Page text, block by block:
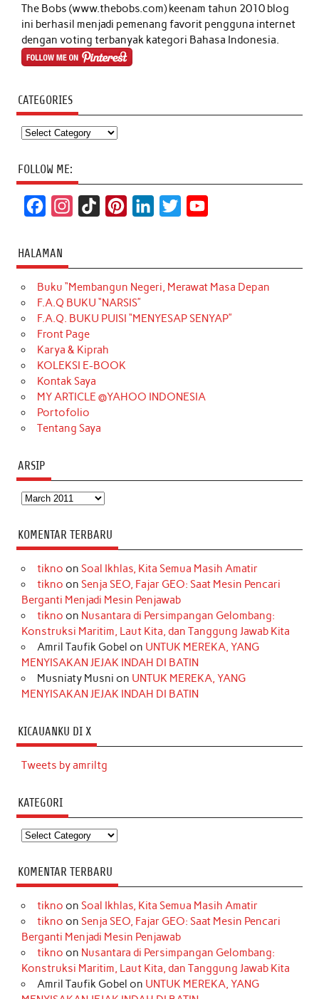
The Bobs (www.thebobs.com) keenam tahun 2010 blog
ini berhasil menjadi pemenang favorit pengguna internet
dengan voting terbanyak kategori Bahasa Indonesia.
CATEGORIES
Categories
FOLLOW ME:
c
e
b
o
o
k
t
a
g
r
a
m
T
o
k
t
e
r
k
e
d
t
t
e
T
u
b
HALAMAN
Buku “Membangun Negeri, Merawat Masa Depan
F.A.Q BUKU “NARSIS”
F.A.Q. BUKU PUISI “MENYESAP SENYAP”
Front Page
Karya & Kiprah
KOLEKSI E-BOOK
Kontak Saya
MY ARTICLE @YAHOO INDONESIA
Portofolio
Tentang Saya
ARSIP
Arsip
KOMENTAR TERBARU
tikno on Soal Ikhlas, Kita Semua Masih Amatir
tikno on Senja SEO, Fajar GEO: Saat Mesin Pencari
Berganti Menjadi Mesin Penjawab
tikno on Nusantara di Persimpangan Gelombang:
Konstruksi Maritim, Laut Kita, dan Tanggung Jawab Kita
Amril Taufik Gobel on UNTUK MEREKA, YANG
MENYISAKAN JEJAK INDAH DI BATIN
Musniaty Musni on UNTUK MEREKA, YANG
MENYISAKAN JEJAK INDAH DI BATIN
KICAUANKU DI X
Tweets by amriltg
KATEGORI
Kategori
KOMENTAR TERBARU
tikno on Soal Ikhlas, Kita Semua Masih Amatir
tikno on Senja SEO, Fajar GEO: Saat Mesin Pencari
Berganti Menjadi Mesin Penjawab
tikno on Nusantara di Persimpangan Gelombang:
Konstruksi Maritim, Laut Kita, dan Tanggung Jawab Kita
Amril Taufik Gobel on UNTUK MEREKA, YANG